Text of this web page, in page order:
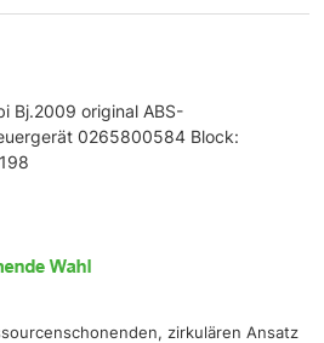
Bj.2009 original ABS-
0265800584 Block:
zirkulären Ansatz